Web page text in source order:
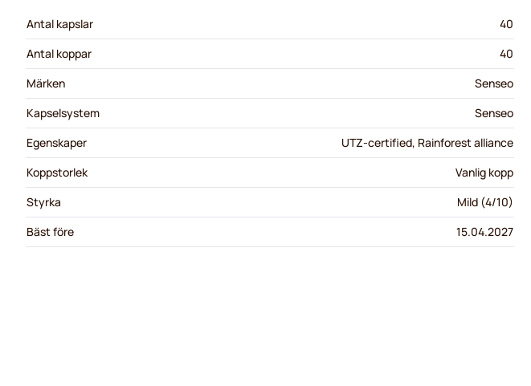
Antal kapslar
40
Antal koppar
40
Märken
Senseo
Kapselsystem
Senseo
Egenskaper
UTZ-certified, Rainforest alliance
Koppstorlek
Vanlig kopp
Styrka
Mild (4/10)
Bäst före
15.04.2027